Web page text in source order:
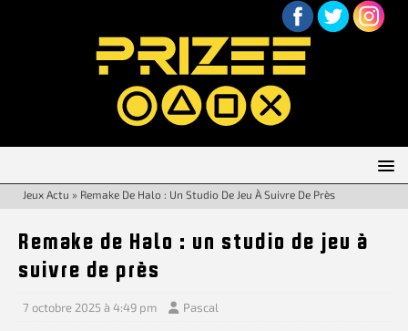
Jeux Actu » Remake De Halo : Un Studio De Jeu À Suivre De Près
Remake de Halo : un studio de jeu à
suivre de près
7 octobre 2025 à 4:49 pm Pascal